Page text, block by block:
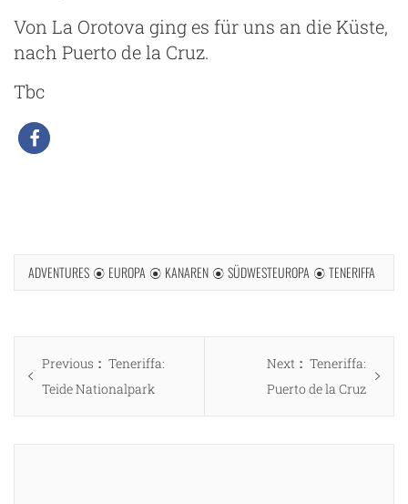
Von La Orotova ging es für uns an die Küste,
nach Puerto de la Cruz.
Tbc
ADVENTURES EUROPA KANAREN SÜDWESTEUROPA TENERIFFA
Beitragsnavigation
Previous
Previous
post:
Teneriffa:
Teide Nationalpark
Next
Next
post:
Teneriffa:
Puerto de la Cruz